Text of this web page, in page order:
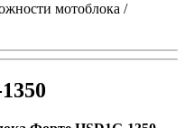
мотоблока /